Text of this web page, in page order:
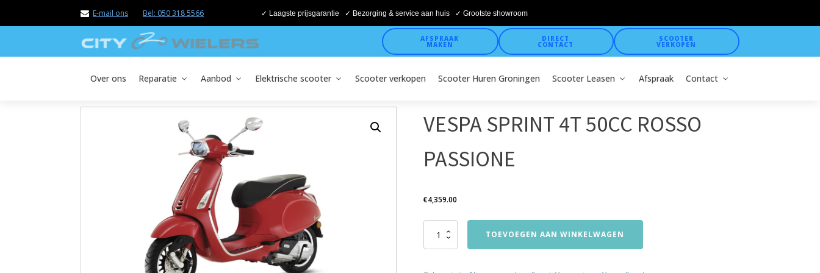
E-mail ons Bel: 050 318 5566 ✓ Laagste prijsgarantie ✓ Bezorging & service aan huis ✓ Grootste showroom
AFSPRAAK
MAKEN
DIRECT
CONTACT
SCOOTER
VERKOPEN
Over ons Reparatie Aanbod Elektrische scooter Scooter verkopen Scooter Huren Groningen Scooter Leasen Afspraak Contact
VESPA SPRINT 4T 50CC ROSSO
PASSIONE
€4,359.00
VESPA
TOEVOEGEN AAN WINKELWAGEN